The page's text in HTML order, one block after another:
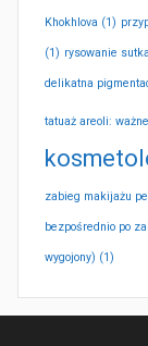
Khokhlova (1)
(1) rysowanie
delikatna
tatuaż areoli:
zabieg makijażu
bezpośrednio po
wygojony) (1)